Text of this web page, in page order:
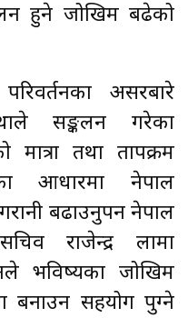
हुने जोखिम बढेको
असरबारे
सङ्कलन गरेका
मात्रा तथा तापक्रम
आधारमा नेपाल
बढाउनुपर्ने नेपाल
राजेन्द्र लामा
भविष्यका जोखिम
बनाउन सहयोग पुग्ने